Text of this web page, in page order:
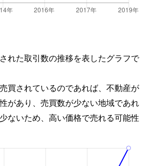
れた取引数の推移を表したグラフで
買されているのであれば、不動産が
があり、売買数が少ない地域であれ
ないため、高い価格で売れる可能性